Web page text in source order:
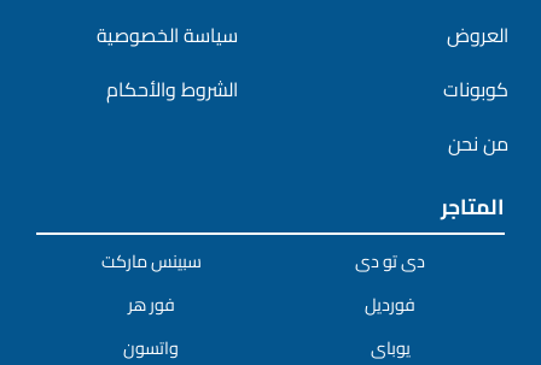
العروض
كوبونات
من نحن
سياسة الخصوصية
الشروط والأحكام
المتاجر
دى تو دى
سبينس ماركت
فورديل
فور هر
يوباى
واتسون